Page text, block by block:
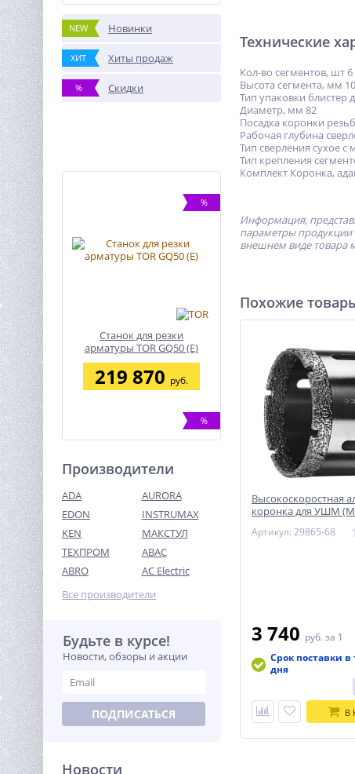
NEW Новинки
ХИТ Хиты продаж
% Скидки
%
Станок для резки
арматуры TOR GQ50 (E)
219 870 руб.
%
Перфоратор WORX WX339,
800 Вт, кейс
9 990
Производители
ADA
AURORA
EDON
INSTRUMAX
KEN
МАКСТУЛ
ТЕХПРОМ
ABAC
ABRO
AC Electric
Все производители
Будьте в курсе!
Новости, обзоры и акции
ПОДПИСАТЬСЯ
Новости
Технические
Кол-во сегментов, шт 6
Высота сегмента, мм 10
Тип упаковки блистер
Диаметр, мм 82
Посадка коронки
Рабочая глубина
Тип сверления сухое
Тип крепления
Комплект Коронка,
Информация,
параметры продукции
внешнем виде товара
Похожие
Высокоскоростная
коронка для УШМ
железобетону,
Артикул: 29865-68
3 740 руб. за 1
Срок поставки в
дня
В